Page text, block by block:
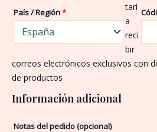
País / Región*
tarí
a
reci
bir
correos electrónicos exclusivos con
de productos
Información adicional
Notas del pedido(opcional)